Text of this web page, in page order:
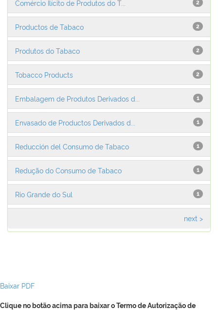
2
Comércio Ilícito de Produtos do T...
2
Productos de Tabaco
2
Produtos do Tabaco
2
Tobacco Products
1
Embalagem de Produtos Derivados d...
1
Envasado de Productos Derivados d...
1
Reducción del Consumo de Tabaco
1
Redução do Consumo de Tabaco
1
Rio Grande do Sul
next >
Baixar PDF
Clique no botão acima para baixar o Termo de Autorização de